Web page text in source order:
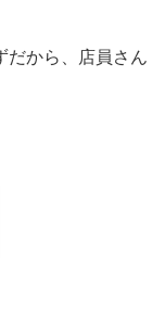
だから、店員さん